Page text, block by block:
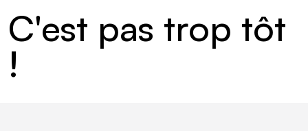
C'est pas trop tôt
!